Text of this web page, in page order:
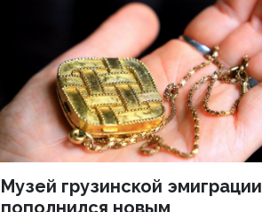
Музей грузинской эмиграции
пополнился новым